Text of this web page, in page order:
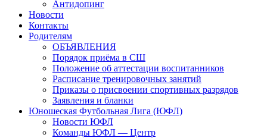
Антидопинг
Новости
Контакты
Родителям
ОБЪЯВЛЕНИЯ
Порядок приёма в СШ
Положение об аттестации воспитанников
Расписание тренировочных занятий
Приказы о присвоении спортивных разрядов
Заявления и бланки
Юношеская Футбольная Лига (ЮФЛ)
Новости ЮФЛ
Команды ЮФЛ — Центр